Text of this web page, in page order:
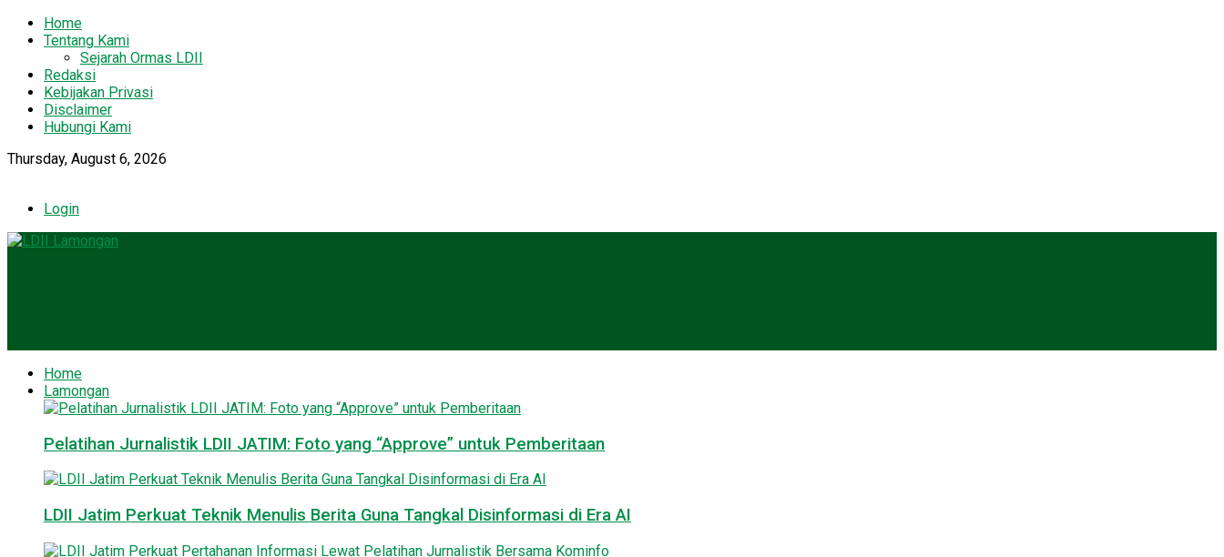
Home
Tentang Kami
Sejarah Ormas LDII
Redaksi
Kebijakan Privasi
Disclaimer
Hubungi Kami
Thursday, August 6, 2026
Login
Home
Lamongan
Pelatihan Jurnalistik LDII JATIM: Foto yang “Approve” untuk Pemberitaan
LDII Jatim Perkuat Teknik Menulis Berita Guna Tangkal Disinformasi di Era AI